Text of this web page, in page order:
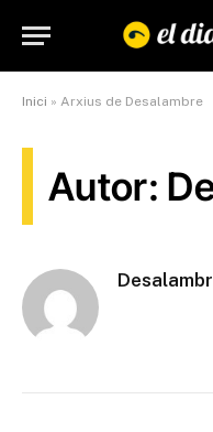
Inici » Arxius de Desalambre
Autor: